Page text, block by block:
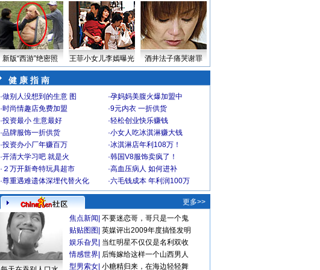
新版“西游”绝密照 王菲小女儿李嫣曝光 酒井法子痛哭谢罪
健 康 指 南
·做别人没想到的生意 图 ·孕妈妈美腹火爆加盟中
·时尚情趣店免费加盟 ·9元内衣 一折供货
·投资最小 生意最好 ·轻松创业快乐赚钱
·品牌服饰一折供货 ·小女人吃冰淇淋赚大钱
·投资办小厂年赚百万 ·冰淇淋店年利108万！
·开清大学习吧 就是火 ·韩国V8服饰卖疯了！
· ２万开新奇特玩具超市 ·高血压病人 如何进补
·尊重遇难遗体深埋代替火化 ·六毛钱成本 年利润100万
更多>>
焦点新闻 不要迷恋哥，哥只是一个鬼
贴贴图图 英媒评出2009年度搞怪发明
娱乐旮旯 当红明星不仅仅是名利双收
情感世界 后悔嫁给这样一个山西男人
型男索女 小糖精归来，在海边轻轻舞